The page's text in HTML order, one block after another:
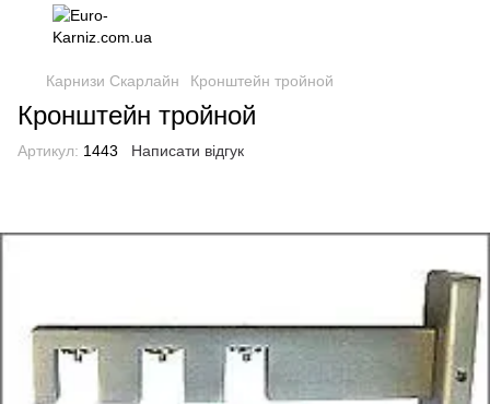
Карнизи Скарлайн Кронштейн тройной
Кронштейн тройной
Артикул: 1443 Написати відгук